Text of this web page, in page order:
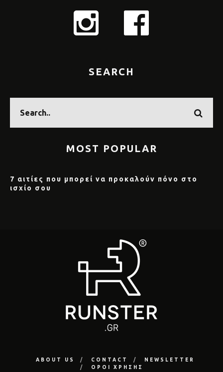
SEARCH
MOST POPULAR
7 αιτίες που μπορεί να προκαλούν πόνο στο
ισχίο σου
ABOUT US CONTACT
NEWSLETTER
ΟΡΟΙ ΧΡΗΣΗΣ